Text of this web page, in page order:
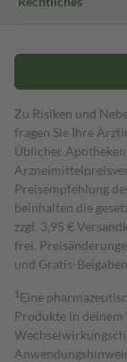
Zu Risiken und
fragen Sie Ihre
Üblicher
Preisempfehlung
beinhalten die
zzgl. 3,95 €
frei.
und Gratis-
1 Eine
Produkte in